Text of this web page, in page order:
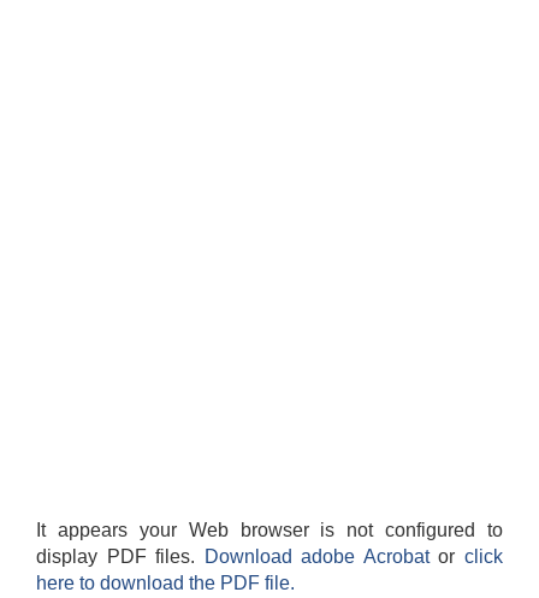
It appears your Web browser is not configured to
display PDF files.
Download adobe Acrobatorclick
here to download the PDF file.